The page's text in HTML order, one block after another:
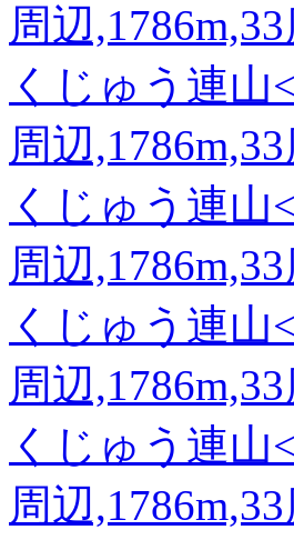
周辺
くじゅう連山
周辺
くじゅう連山
周辺
くじゅう連山
周辺
くじゅう連山
周辺